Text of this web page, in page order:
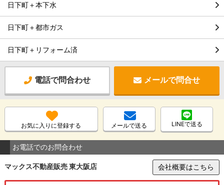
日下町＋本下水
日下町＋都市ガス
日下町＋リフォーム済
電話で問合わせ メールで問合せ
お気に入りに登録する メールで送る LINEで送る
お電話でのお問合わせ
マックス不動産販売 東大阪店 会社概要はこちら